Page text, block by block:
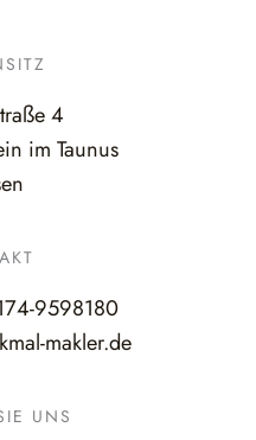
4
im Taunus
9598180
makler.de
UNS